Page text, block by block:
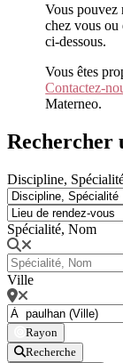
Vous pouvez
chez vous
ci-dessous.
Vous êtes
Contactez-
Materneo.
Rechercher
Discipline,
Spécialité, Nom
Ville
Rayon
Recherche